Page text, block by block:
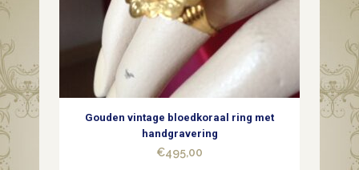
Gouden vintage bloedkoraal ring met
handgravering
€495,00